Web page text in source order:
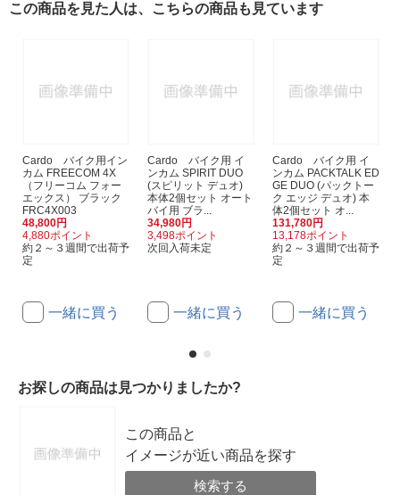
この商品を見た人は、こちらの商品も見ています
Cardo バイク用イン
カム FREECOM 4X
（フリーコム フォー
エックス） ブラック
FRC4X003
48,800円
4,880ポイント
約２～３週間で出荷予
定
一緒に買う
Cardo バイク用 イ
ンカム SPIRIT DUO
(スピリット デュオ)
本体2個セット オート
バイ用 ブラ...
34,980円
3,498ポイント
次回入荷未定
一緒に買う
Cardo バイク用 イ
ンカム PACKTALK ED
GE DUO (パックトー
ク エッジ デュオ) 本
体2個セット オ...
131,780円
13,178ポイント
約２～３週間で出荷予
定
一緒に買う
お探しの商品は見つかりましたか?
この商品と
イメージが近い商品を探す
検索する